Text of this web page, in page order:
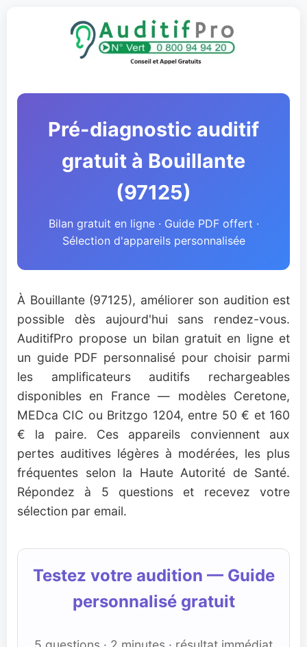
Pré-diagnostic auditif
gratuit à Bouillante
(97125)
Bilan gratuit en ligne · Guide PDF offert ·
Sélection d'appareils personnalisée
À Bouillante (97125), améliorer son audition est
possible dès aujourd'hui sans rendez-vous.
AuditifPro propose un bilan gratuit en ligne et
un guide PDF personnalisé pour choisir parmi
les amplificateurs auditifs rechargeables
disponibles en France — modèles Ceretone,
MEDca CIC ou Britzgo 1204, entre 50 € et 160
€ la paire. Ces appareils conviennent aux
pertes auditives légères à modérées, les plus
fréquentes selon la Haute Autorité de Santé.
Répondez à 5 questions et recevez votre
sélection par email.
Testez votre audition — Guide
personnalisé gratuit